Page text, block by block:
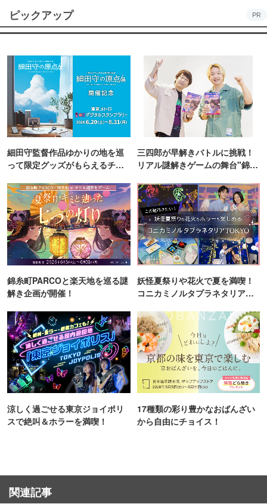
ピックアップ PR
細田守監督作品ゆかりの地を巡
って限定グッズがもらえるチャ
三四郎が早解きバトルに挑戦！
リアル謎解きゲームの舞台"錦糸
錦糸町PARCOと楽天地を巡る謎
解き企画が開催！
妖怪夏祭りや花火で夏を満喫！
コニカミノルタプラネタリア
涼しく過ごせる東京ジョイポリ
スで絶叫＆ホラーを満喫！
17種類の彩り豊かなおばんざい
から自由にチョイス！
関連記事